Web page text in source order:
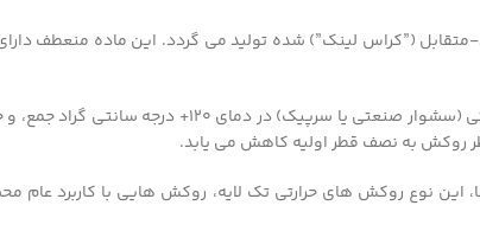
(”کراس لینک”) شده تولید می گردد. این ماده منعطف دارای
این روکش های حرارتی به راحتی توسط روش های
نوع روکش های حرارتی تک لایه، روکش هایی با کاربرد عام